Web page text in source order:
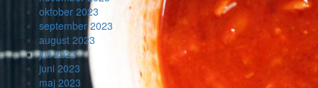
oktober 2023
september 2023
august 2023
juli 2023
juni 2023
maj 2023